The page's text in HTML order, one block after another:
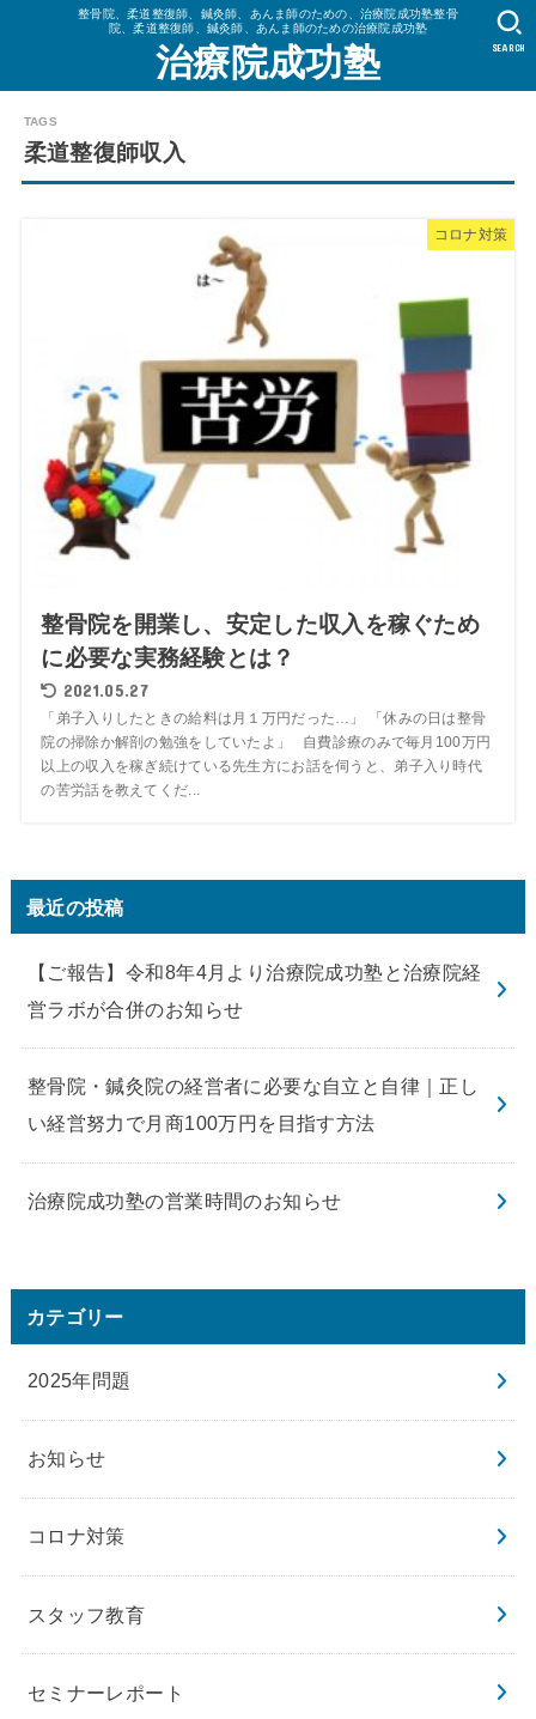
整骨院、柔道整復師、鍼灸師、あんま師のための、治療院成功塾整骨
院、柔道整復師、鍼灸師、あんま師のための治療院成功塾
治療院成功塾 SEARCH
柔道整復師収入
コロナ対策
整骨院を開業し、安定した収入を稼ぐため
に必要な実務経験とは？
2021.05.27
「弟子入りしたときの給料は月１万円だった…」 「休みの日は整骨
院の掃除か解剖の勉強をしていたよ」 自費診療のみで毎月100万円
以上の収入を稼ぎ続けている先生方にお話を伺うと、弟子入り時代
の苦労話を教えてくだ...
最近の投稿
【ご報告】令和8年4月より治療院成功塾と治療院経
営ラボが合併のお知らせ
整骨院・鍼灸院の経営者に必要な自立と自律｜正し
い経営努力で月商100万円を目指す方法
治療院成功塾の営業時間のお知らせ
カテゴリー
2025年問題
お知らせ
コロナ対策
スタッフ教育
セミナーレポート